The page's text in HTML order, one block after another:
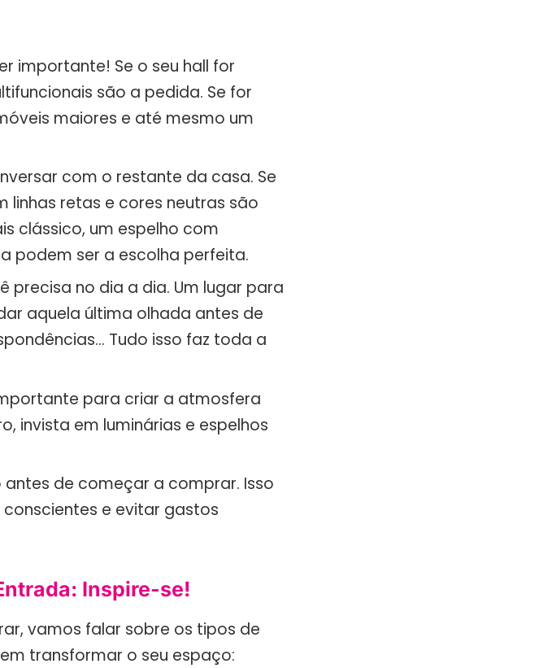
importante! Se o seu hall for
são a pedida. Se for
maiores e até mesmo um
com o restante da casa. Se
linhas retas e cores neutras são
clássico, um espelho com
podem ser a escolha perfeita.
precisa no dia a dia. Um lugar para
aquela última olhada antes de
Tudo isso faz toda a
para criar a atmosfera
invista em luminárias e espelhos
de começar a comprar. Isso
e evitar gastos
Inspire-se!
vamos falar sobre os tipos de
transformar o seu espaço: